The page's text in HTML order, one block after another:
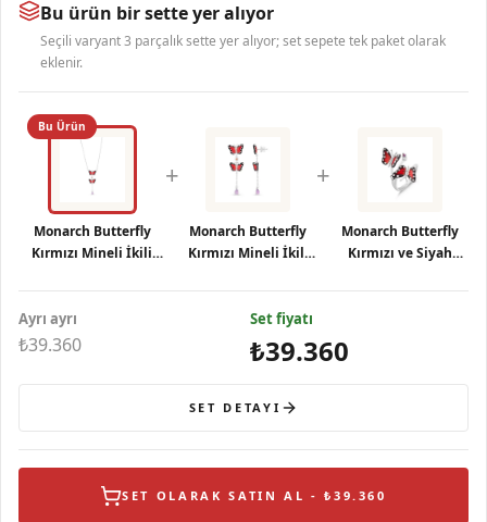
Bu ürün bir sette yer alıyor
Seçili varyant 3 parçalık sette yer alıyor; set sepete tek paket olarak
eklenir.
Bu Ürün
Monarch Butterfly
Kırmızı Mineli İkili
Turuncu ve Mor Taşlı
+
Monarch Butterfly
Kırmızı Mineli İkili
Turuncu ve Mor Taşlı
+
Monarch Butterfly
Kırmızı ve Siyah
Figürlü Pembe Taşlı
Ayrı ayrı
₺39.360
Set fiyatı
₺39.360
SET DETAYI
SET OLARAK SATIN AL - ₺39.360